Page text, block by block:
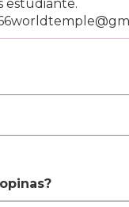
estudiante.